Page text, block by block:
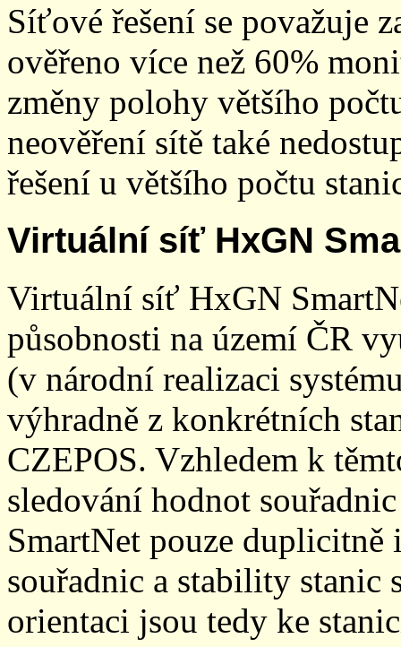
Síťové řešení se považuje
ověřeno více než 60%
změny polohy většího
neověření sítě také
řešení u většího počtu
Virtuální síť HxGN
Virtuální síť HxGN
působnosti na území ČR
(v národní realizaci
výhradně z konkrétních
CZEPOS. Vzhledem k
sledování hodnot
SmartNet pouze
souřadnic a stability stanic
orientaci jsou tedy ke